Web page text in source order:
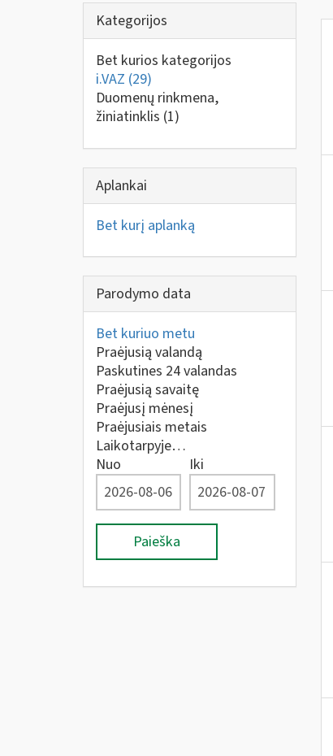
Kategorijos
Bet kurios kategorijos
i.VAZ (29)
Duomenų rinkmena,
žiniatinklis (1)
Aplankai
Bet kurį aplanką
Parodymo data
Bet kuriuo metu
Praėjusią valandą
Paskutines 24 valandas
Praėjusią savaitę
Praėjusį mėnesį
Praėjusiais metais
Laikotarpyje…
Nuo
Iki
Paieška